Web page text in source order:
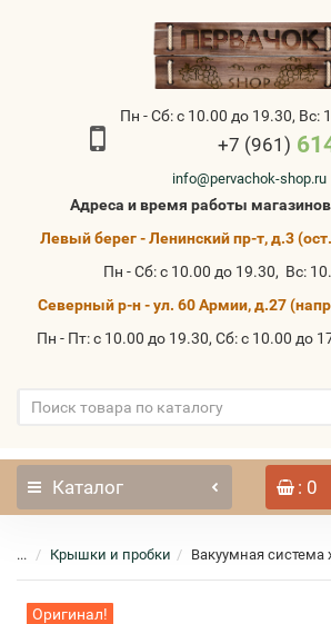
Пн - Сб: с 10.00 до 19.30, Вс:
+7 (961)
info@pervachok-shop.ru
Адреса и время работы
Левый берег - Ленинский пр-т, д.3
Пн - Сб: с 10.00 до 19.30, Вс:
Северный р-н - ул. 60 Армии, д.27
Пн - Пт: с 10.00 до 19.30, Сб: с 10.00 до
Каталог : 0
... Крышки и пробки Вакуумная
Оригинал!